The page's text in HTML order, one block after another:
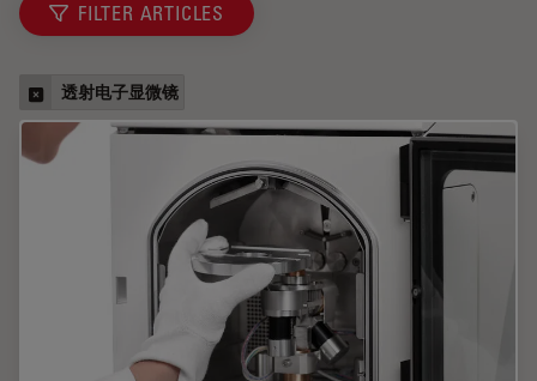
FILTER ARTICLES
透射电子显微镜